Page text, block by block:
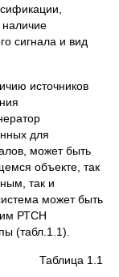
сигнала и вид
источников
для
может быть
объекте, так
так и
может быть
РТСН
(табл.1.1).
Таблица 1.1